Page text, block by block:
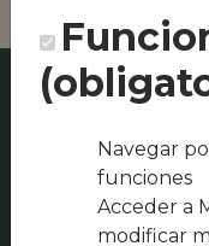
Navegar
funciones
Acceder a
modificar